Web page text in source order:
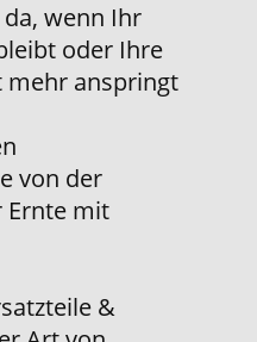
wenn Ihr
oder Ihre
mehr anspringt
von der
Ernte mit
&